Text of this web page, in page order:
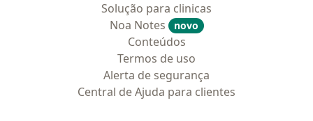
Solução para clinicas
Noa Notes
novo
Conteúdos
Termos de uso
Alerta de segurança
Central de Ajuda para clientes